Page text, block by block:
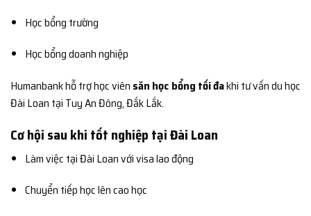
Học bổng trường
Học bổng doanh nghiệp
Humanbank hỗ trợ học viên săn học bổng tối đakhi tư vấn du học
Đài Loan tại Tuy An Đông, Đắk Lắk.
Cơ hội sau khi tốt nghiệp tại Đài Loan
Làm việc tại Đài Loan với visa lao động
Chuyển tiếp học lên cao học